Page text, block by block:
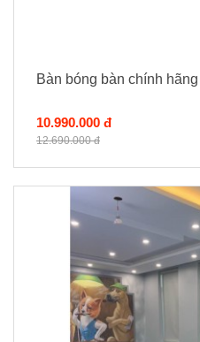
Bàn bóng bàn chính
10.990.000 đ
12.690.000 đ